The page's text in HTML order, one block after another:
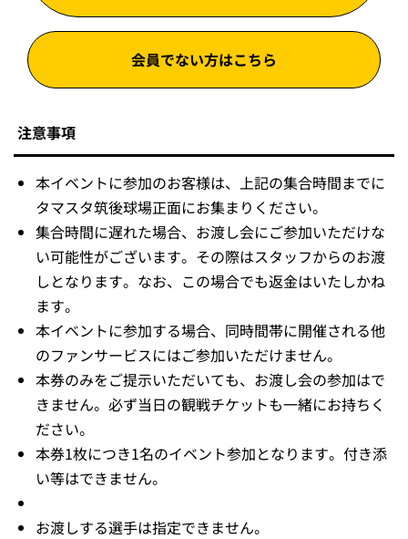
会員でない方はこちら
注意事項
本イベントに参加のお客様は、上記の集合時間までに
タマスタ筑後球場正面にお集まりください。
集合時間に遅れた場合、お渡し会にご参加いただけな
い可能性がございます。その際はスタッフからのお渡
しとなります。なお、この場合でも返金はいたしかね
ます。
本イベントに参加する場合、同時間帯に開催される他
のファンサービスにはご参加いただけません。
本券のみをご提示いただいても、お渡し会の参加はで
きません。必ず当日の観戦チケットも一緒にお持ちく
ださい。
本券1枚につき1名のイベント参加となります。付き添
い等はできません。
お渡しする選手は指定できません。